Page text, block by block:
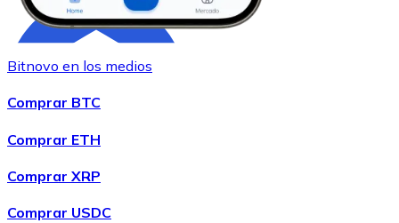
ComprarChainlink
LINK
Bitnovo en los medios
Comprar BTC
Comprar ETH
Comprar XRP
Comprar USDC